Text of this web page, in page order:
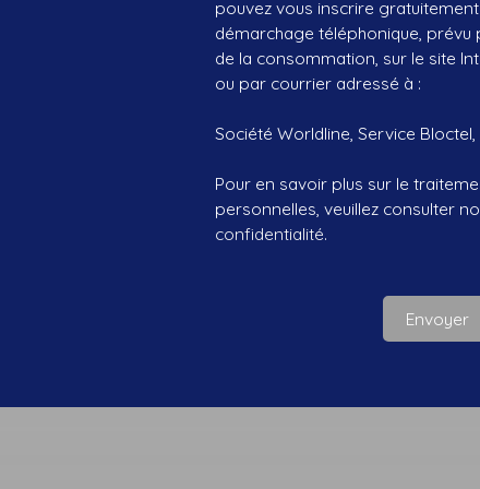
pouvez vous inscrire
démarchage téléphonique, prévu
de la consommation, sur le site
ou par courrier adressé à :
Société Worldline, Service Bloctel,
Pour en savoir plus sur le
personnelles, veuillez consulter
confidentialité.
Envoyer